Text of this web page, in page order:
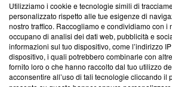
Questa sezione offre informazioni
News, sui nostri processi editoriali e su
creare news di qualità. Inoltre, afferma la
‘Trust Project - News with Integrity’
ancora membro del programma, ma ha
parte; Trust Project non ha ancora
Utilizziamo i cookie e tecnologie simili di
personalizzato rispetto alle tue esigenze di
nostro traffico. Raccogliamo e condividiamo con i
occupano di analisi dei dati web, pubblicità e
informazioni sul tuo dispositivo, come l’indirizzo
dispositivo, i quali potrebbero combinarle con
fornito loro o che hanno raccolto dal tuo utilizzo
acconsentire all’uso di tali tecnologie cliccando il